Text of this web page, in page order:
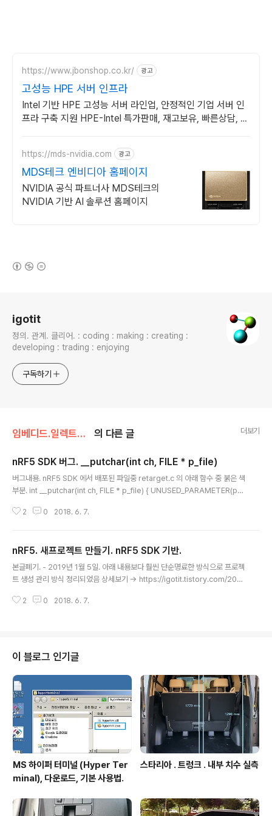
https://www.jbonshop.co.kr/ 광고
고성능 HPE 서버 인프라
Intel 기반 HPE 고성능 서버 라인업, 안정적인 기업 서버 인
프라 구축 지원 HPE-Intel 특가판매, 재고보유, 빠른상담, 기
https://mds-nvidia.com 광고
MDS테크 엔비디아 홈페이지
NVIDIA 공식 파트너사 MDS테크의
NVIDIA 기반 AI 솔루션 홈페이지
igotit
정의. 관계. 클리어. : coding : making : creating :
developing : trading : enjoying
구독하기
임베디드.일렉트로닉스/nRF52 의 다른 글 더보기
nRF5 SDK 버그. __putchar(int ch, FILE * p_file)
버그내용. nRF5 SDK 에서 배포된 파일중 retarget.c 의 아래 함수 중 붉은 색
부분. int __putchar(int ch, FILE * p_file) { UNUSED_PARAMETER(p_fi
책. 함수인자를 아래 파랑색 부분처럼 변경. int __putchar(int ch, __printf_t
s://igotit.tistory.com/244 의 nRF5 첫등록 : 201..
2 0 2018. 6. 7.
nRF5. 새프로젝트 만들기. nRF5 SDK 기반.
본글폐기. - 2019년 1월 5일. 아래 내용보다 훨씬 단순명료한 방식으로 프로젝
트 생성 관리 방식 정리되었음 상세보기 -> https://igotit.tistory.com/202
제공되는 ble_app_multilink_central 을 프로젝트 시작점으로 하는 예. 단계
영상2 SEGGER Embedded Studio 용 프로젝트 명을 D1F123 ..
2 0 2018. 6. 7.
이 블로그 인기글
MS 하이퍼 터미널 (Hyper Ter
minal), 다운로드, 기본 사용법.
스타리아 . 트렁크 . 내부 치수 실측